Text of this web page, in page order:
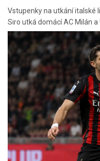
Vstupenky na utkání italské
Siro utká domácí AC Milán a